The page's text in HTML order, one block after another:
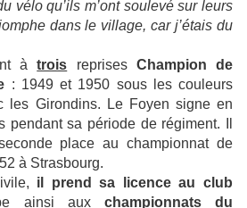
vélo qu’ils m’ont soulevé sur leurs
dans le village, car j’étais du
àtrois reprises Champion de
: 1949 et 1950 sous les couleurs
les Girondins. Le Foyen signe en
pendant sa période de régiment. Il
place au championnat de
à Strasbourg.
il prend sa licence au club
ainsi aux championnats du